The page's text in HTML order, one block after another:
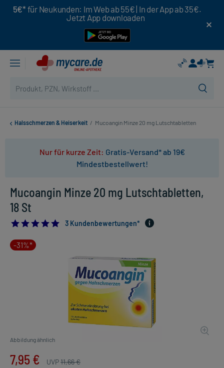
5€* für Neukunden: Im Web ab 55€ | In der App ab 35€.
Jetzt App downloaden
Halsschmerzen & Heiserkeit / Mucoangin Minze 20 mg Lutschtabletten
Nur für kurze Zeit: Gratis-Versand* ab 19€
Mindestbestellwert!
Mucoangin Minze 20 mg Lutschtabletten,
18 St
5.0
3 Kundenbewertungen*
-31%*
Abbildung ähnlich
7,95 € UVP11,66 €